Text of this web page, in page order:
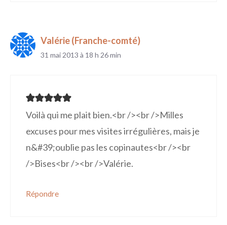
Valérie (Franche-comté)
31 mai 2013 à 18 h 26 min
Voilà qui me plait bien.<br /><br />Milles
excuses pour mes visites irrégulières, mais je
n&#39;oublie pas les copinautes<br /><br
/>Bises<br /><br />Valérie.
Répondre